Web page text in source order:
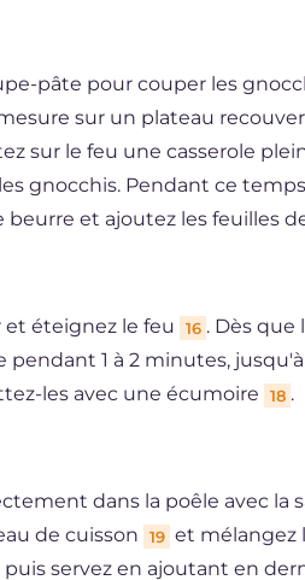
pâte pour couper les
sur un plateau
sur le feu une casserole
gnocchis. Pendant ce
beurre et ajoutez les feuilles
et éteignez le feu 16 . Dès que
pendant 1 à 2 minutes,
les avec une écumoire
18 .
dans la poêle avec la
de cuisson
19 et mélangez
puis servez en ajoutant en